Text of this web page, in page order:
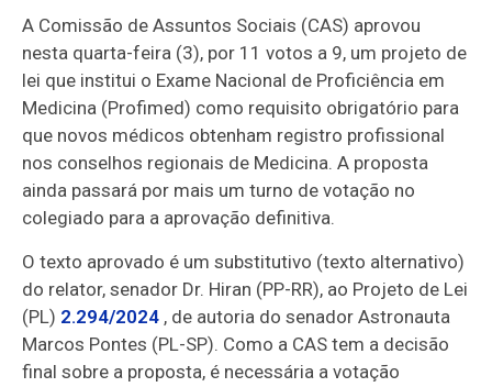
A Comissão de Assuntos Sociais (CAS) aprovou
nesta quarta-feira (3), por 11 votos a 9, um projeto de
lei que institui o Exame Nacional de Proficiência em
Medicina (Profimed) como requisito obrigatório para
que novos médicos obtenham registro profissional
nos conselhos regionais de Medicina. A proposta
ainda passará por mais um turno de votação no
colegiado para a aprovação definitiva.
O texto aprovado é um substitutivo (texto alternativo)
do relator, senador Dr. Hiran (PP-RR), ao Projeto de Lei
(PL) 2.294/2024 , de autoria do senador Astronauta
Marcos Pontes (PL-SP). Como a CAS tem a decisão
final sobre a proposta, é necessária a votação